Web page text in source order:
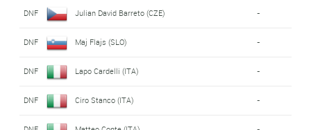
DNF Julian David Barreto (CZE) -
DNF Maj Flajs (SLO) -
DNF Lapo Cardelli (ITA) -
DNF Ciro Stanco (ITA) -